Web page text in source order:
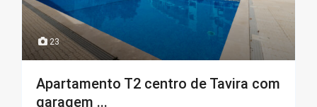
23
Apartamento T2 centro de Tavira com
garagem ...